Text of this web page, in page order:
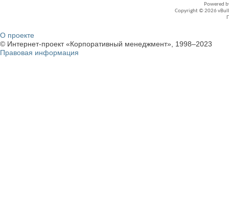
Powered
Copyright © 2026
О проекте
© Интернет-проект «Корпоративный менеджмент», 1998–2023
Правовая информация